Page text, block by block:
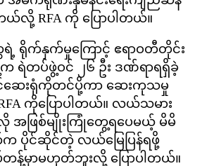
လို့ RFA ကို ပြောပါတယ်။
ရဲ့ ရိုက်နှက်မှုကြောင့် ဧရာဝတီတိုင်း
ရဲတပ်ဖွဲ့ဝင် ၂၆ ဦး ဒဏ်ရာရရှိခဲ့
ေးရုံကိုတင်ပို့ကာ ဆေးကုသမှု
ကိုပြောပါတယ်။ လယ်သမား
အဖြစ်မျိုးကြုံတွေ့ရပေမယ့် မိမိ
ပိုင်ဆိုင်တဲ့ လယ်မြေပြန်ရဖို့
တန့်မှာမဟုတ်ဘူးလို့ ပြောပါတယ်။